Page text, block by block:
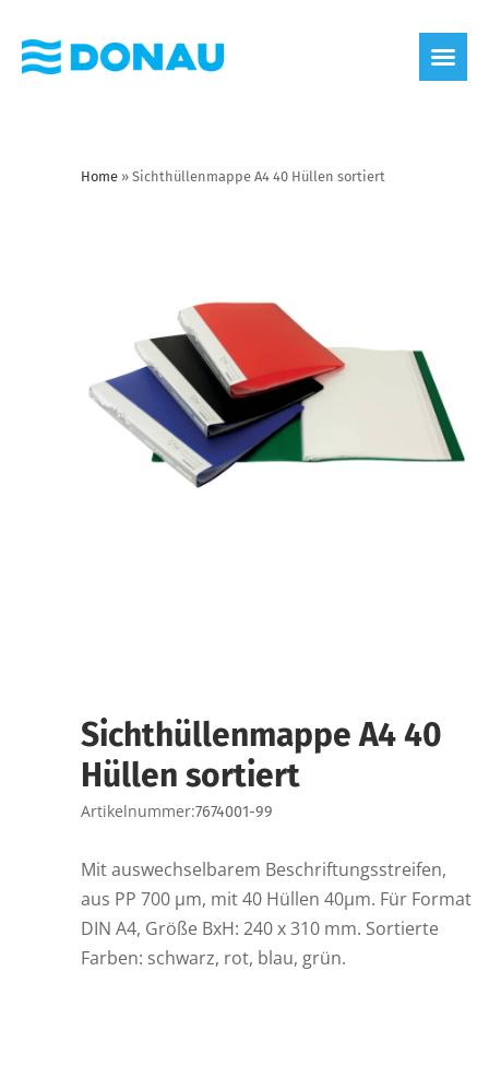
Home » Sichthüllenmappe A4 40 Hüllen sortiert
Sichthüllenmappe A4 40
Hüllen sortiert
Artikelnummer:7674001-99
Mit auswechselbarem Beschriftungsstreifen,
aus PP 700 µm, mit 40 Hüllen 40µm. Für Format
DIN A4, Größe BxH: 240 x 310 mm. Sortierte
Farben: schwarz, rot, blau, grün.